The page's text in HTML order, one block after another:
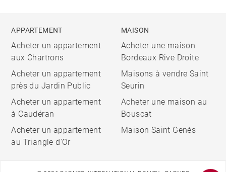
APPARTEMENT
Acheter un appartement
aux Chartrons
Acheter un appartement
près du Jardin Public
Acheter un appartement
à Caudéran
Acheter un appartement
au Triangle d'Or
MAISON
Acheter une maison
Bordeaux Rive Droite
Maisons à vendre Saint
Seurin
Acheter une maison au
Bouscat
Maison Saint Genès